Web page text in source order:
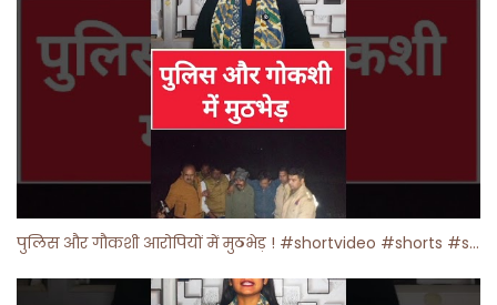
पुलिस और गौकशी आरोपियों में मुठभेड़ ! #shortvideo #shorts #shortsfeed